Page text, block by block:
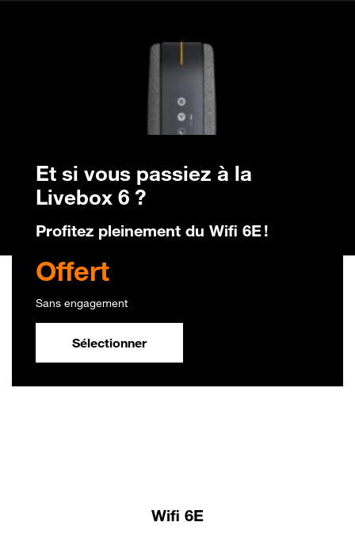
Et si vous passiez à la
Livebox 6 ?
Profitez pleinement du Wifi 6E !
Offert
Sans engagement
Sélectionner
Wifi 6E